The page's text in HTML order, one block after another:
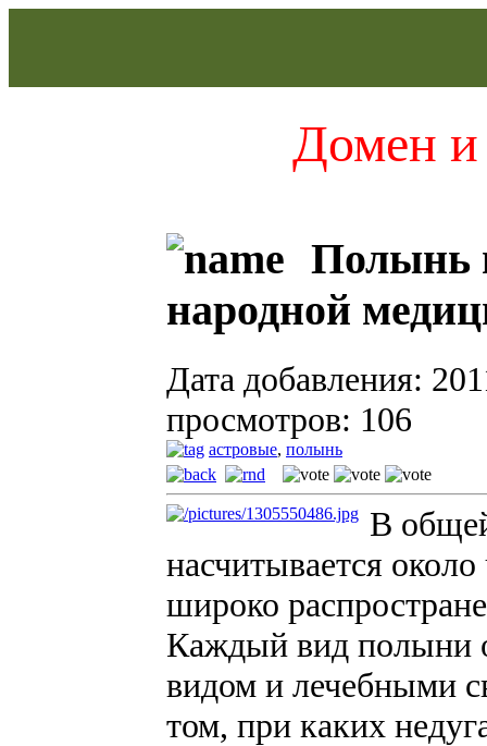
Домен и
Полынь
народной
Дата добавления:
просмотров: 106
астровые, полынь
В
насчитывается
широко
Каждый вид полыни
видом и лечебными
том, при каких